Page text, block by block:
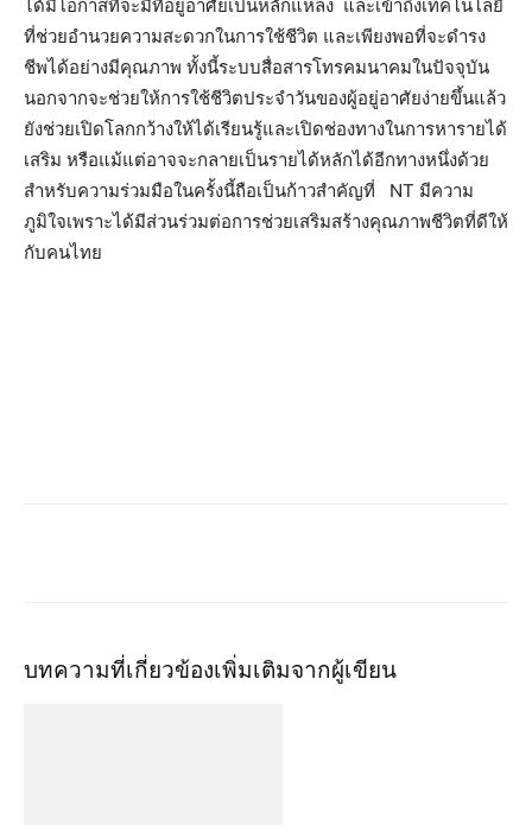
ได้มีโอกาสที่จะมีที่อยู่อาศัยเป็นหลักแหล่ง และเข้าถึงเทคโนโลยี
ที่ช่วยอำนวยความสะดวกในการใช้ชีวิต และเพียงพอที่จะดำรง
ชีพได้อย่างมีคุณภาพ ทั้งนี้ระบบสื่อสารโทรคมนาคมในปัจจุบัน
นอกจากจะช่วยให้การใช้ชีวิตประจำวันของผู้อยู่อาศัยง่ายขึ้นแล้ว
ยังช่วยเปิดโลกกว้างให้ได้เรียนรู้และเปิดช่องทางในการหารายได้
เสริม หรือแม้แต่อาจจะกลายเป็นรายได้หลักได้อีกทางหนึ่งด้วย
สำหรับความร่วมมือในครั้งนี้ถือเป็นก้าวสำคัญที่ NT มีความ
ภูมิใจเพราะได้มีส่วนร่วมต่อการช่วยเสริมสร้างคุณภาพชีวิตที่ดีให้
กับคนไทย
บทความที่เกี่ยวข้องเพิ่มเติมจากผู้เขียน